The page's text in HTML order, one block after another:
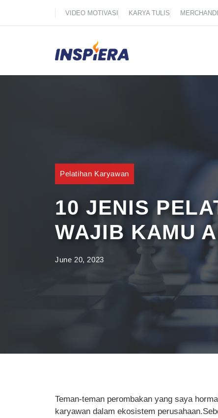
VIDEO MOTIVASI KARYA TULIS
Pelatihan Karyawan
10 JENIS
WAJIB KAMU
June 20, 2023
Teman-teman perombakan yang saya
karyawan dalam ekosistem